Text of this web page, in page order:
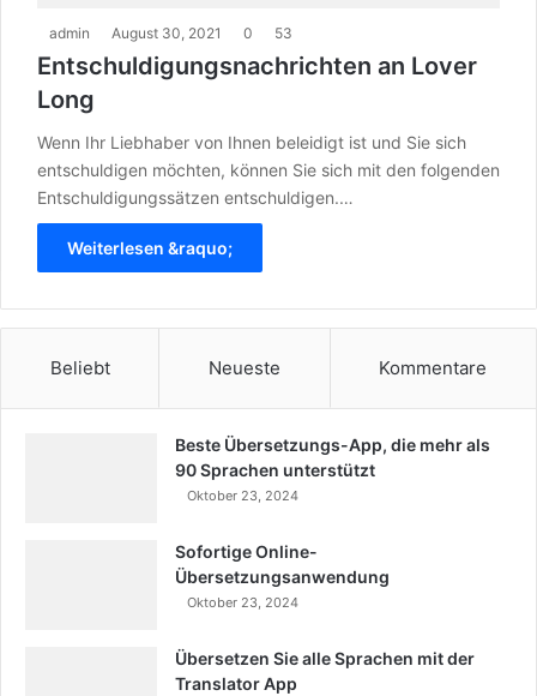
admin August 30, 2021 0 53
Entschuldigungsnachrichten an Lover
Long
Wenn Ihr Liebhaber von Ihnen beleidigt ist und Sie sich
entschuldigen möchten, können Sie sich mit den folgenden
Entschuldigungssätzen entschuldigen.…
Weiterlesen &raquo;
Beliebt Neueste Kommentare
Beste Übersetzungs-App, die mehr als
90 Sprachen unterstützt
Oktober 23, 2024
Sofortige Online-
Übersetzungsanwendung
Oktober 23, 2024
Übersetzen Sie alle Sprachen mit der
Translator App